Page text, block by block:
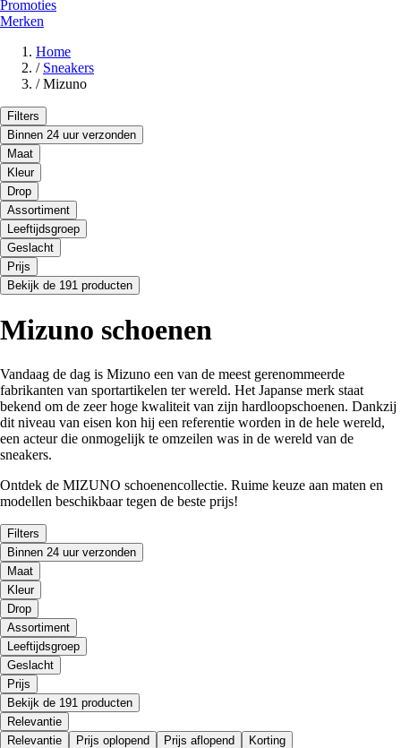
Promoties
Merken
Home
/ Sneakers
/ Mizuno
Filters
Binnen 24 uur verzonden
Maat
Kleur
Drop
Assortiment
Leeftijdsgroep
Geslacht
Prijs
Bekijk de 191 producten
Mizuno schoenen
Vandaag de dag is Mizuno een van de meest gerenommeerde
fabrikanten van sportartikelen ter wereld. Het Japanse merk staat
bekend om de zeer hoge kwaliteit van zijn hardloopschoenen. Dankzij
dit niveau van eisen kon hij een referentie worden in de hele wereld,
een acteur die onmogelijk te omzeilen was in de wereld van de
sneakers.
Ontdek de MIZUNO schoenencollectie. Ruime keuze aan maten en
modellen beschikbaar tegen de beste prijs!
Filters
Binnen 24 uur verzonden
Maat
Kleur
Drop
Assortiment
Leeftijdsgroep
Geslacht
Prijs
Bekijk de 191 producten
Relevantie
Relevantie
Prijs oplopend Prijs aflopend Korting